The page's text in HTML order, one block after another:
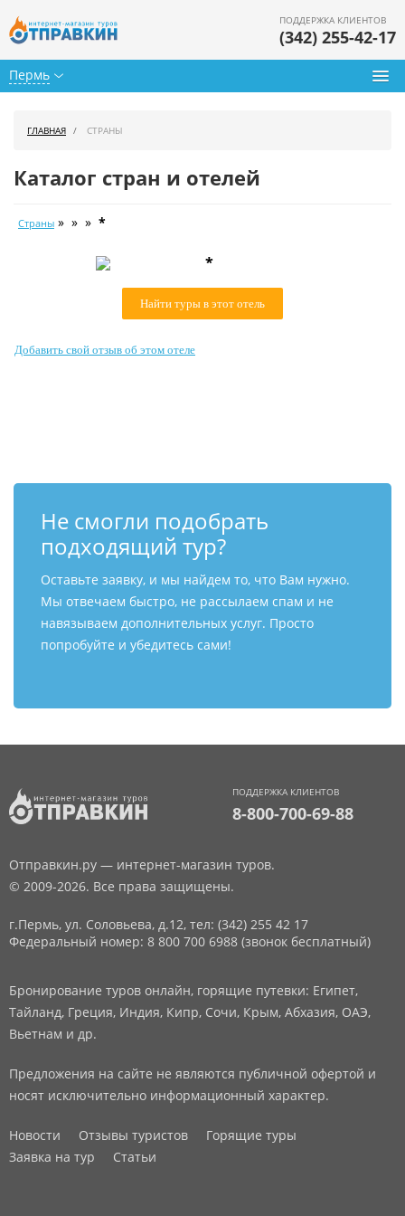
Пермь
ПОДДЕРЖКА КЛИЕНТОВ
(342) 255-42-17
Календарь туров
Как купить
ГЛАВНАЯ СТРАНЫ
Каталог стран и отелей
Страны » » » *
*
Найти туры в этот отель
Добавить свой отзыв об этом отеле
Не смогли подобрать
подходящий тур?
Оставьте заявку, и мы найдем то, что Вам нужно.
Мы отвечаем быстро, не рассылаем спам и не
навязываем дополнительных услуг. Просто
попробуйте и убедитесь сами!
ПОДДЕРЖКА КЛИЕНТОВ
8-800-700-69-88
Отправкин.ру — интернет-магазин туров.
© 2009-2026. Все права защищены.
г.Пермь, ул. Соловьева, д.12, тел: (342) 255 42 17
Федеральный номер: 8 800 700 6988 (звонок бесплатный)
Бронирование туров онлайн, горящие путевки: Египет,
Тайланд, Греция, Индия, Кипр, Сочи, Крым, Абхазия, ОАЭ,
Вьетнам и др.
Предложения на сайте не являются публичной офертой и
носят исключительно информационный характер.
Новости Отзывы туристов
Горящие туры
Заявка на тур
Статьи